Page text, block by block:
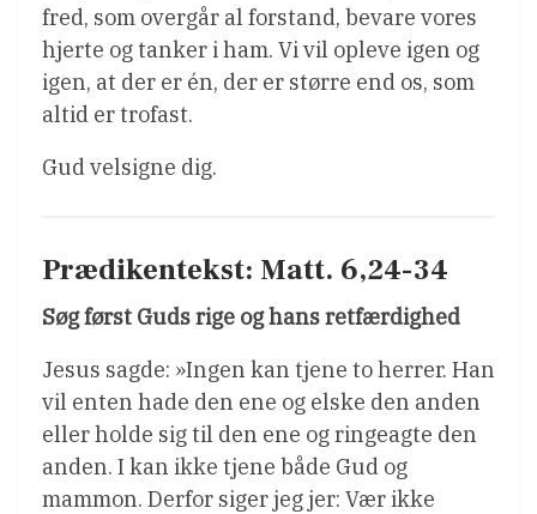
fred, som overgår al forstand, bevare vores
hjerte og tanker i ham. Vi vil opleve igen og
igen, at der er én, der er større end os, som
altid er trofast.
Gud velsigne dig.
Prædikentekst: Matt. 6,24-34
Søg først Guds rige og hans retfærdighed
Jesus sagde: »Ingen kan tjene to herrer. Han
vil enten hade den ene og elske den anden
eller holde sig til den ene og ringeagte den
anden. I kan ikke tjene både Gud og
mammon. Derfor siger jeg jer: Vær ikke